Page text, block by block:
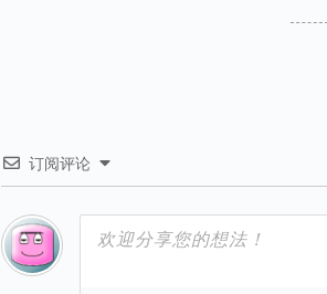
订阅评论